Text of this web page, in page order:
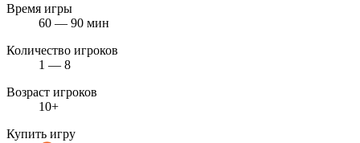
Время игры
60 — 90 мин
Количество игроков
1 — 8
Возраст игроков
10+
Купить игру